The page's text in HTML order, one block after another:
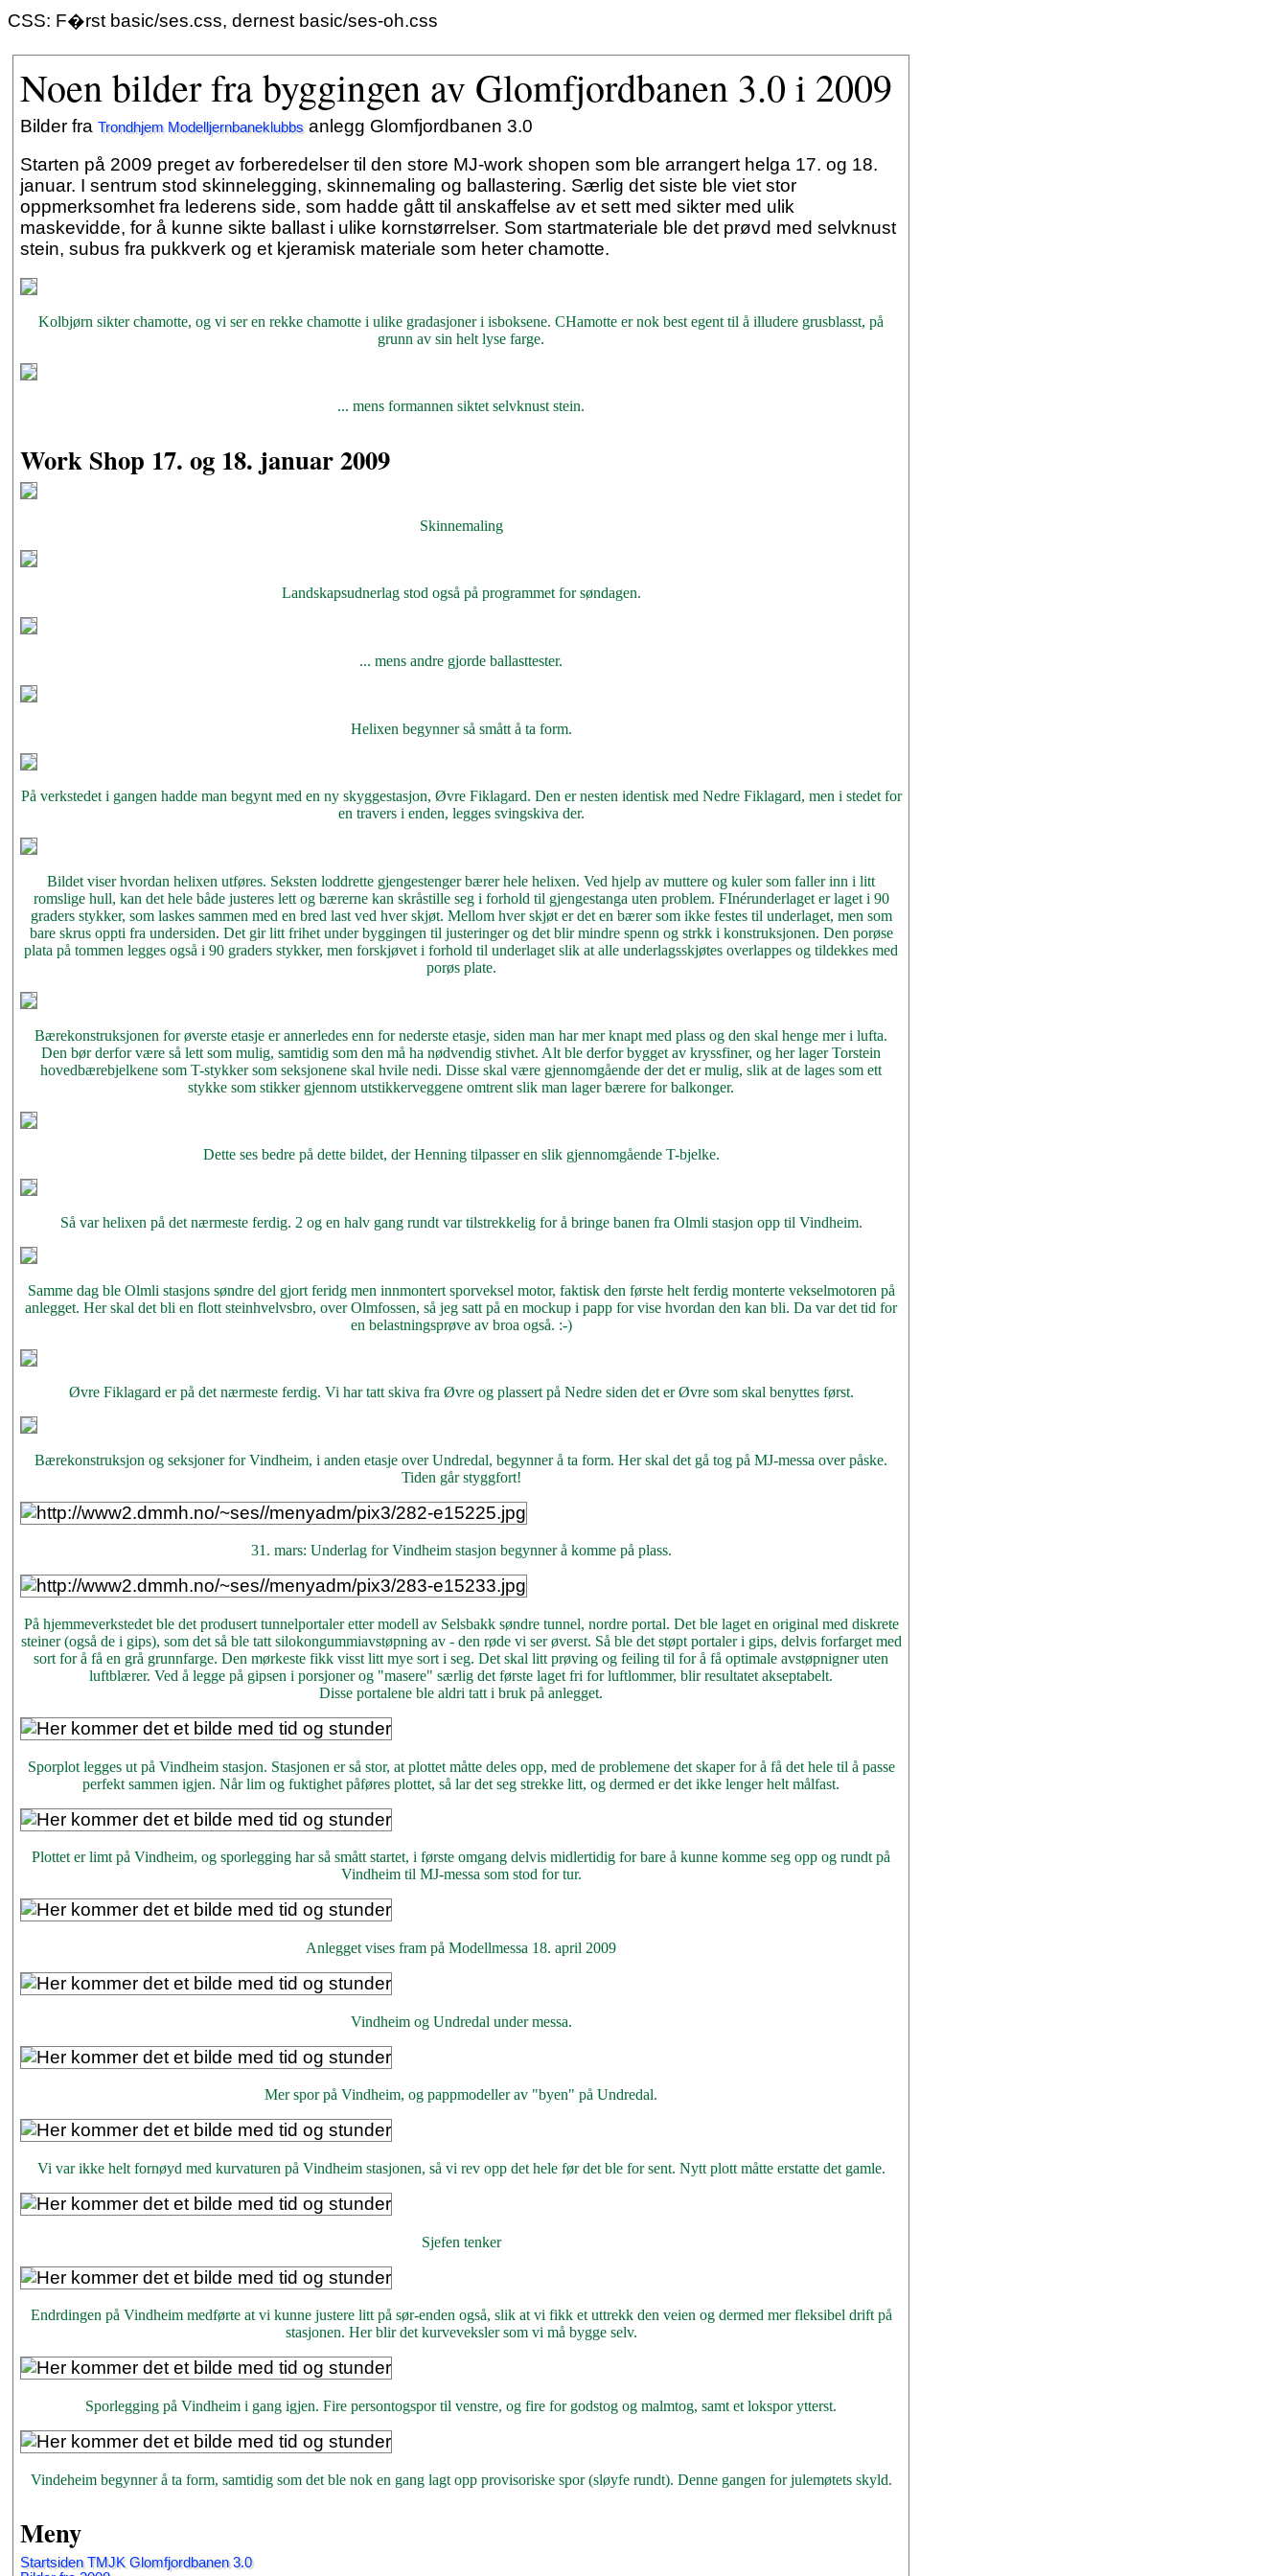
CSS: F�rst basic/ses.css, dernest basic/ses-oh.css
Noen bilder fra byggingen av Glomfjordbanen 3.0 i 2009
Bilder fra Trondhjem Modelljernbaneklubbsanlegg Glomfjordbanen 3.0
Starten på 2009 preget av forberedelser til den store MJ-work shopen som ble arrangert helga 17. og 18.
januar. I sentrum stod skinnelegging, skinnemaling og ballastering. Særlig det siste ble viet stor
oppmerksomhet fra lederens side, som hadde gått til anskaffelse av et sett med sikter med ulik
maskevidde, for å kunne sikte ballast i ulike kornstørrelser. Som startmateriale ble det prøvd med selvknust
stein, subus fra pukkverk og et kjeramisk materiale som heter chamotte.
Kolbjørn sikter chamotte, og vi ser en rekke chamotte i ulike gradasjoner i isboksene. CHamotte er nok best egent til å illudere grusblasst, på
grunn av sin helt lyse farge.
... mens formannen siktet selvknust stein.
Work Shop 17. og 18. januar 2009
Skinnemaling
Landskapsudnerlag stod også på programmet for søndagen.
... mens andre gjorde ballasttester.
Helixen begynner så smått å ta form.
På verkstedet i gangen hadde man begynt med en ny skyggestasjon, Øvre Fiklagard. Den er nesten identisk med Nedre Fiklagard, men i stedet for
en travers i enden, legges svingskiva der.
Bildet viser hvordan helixen utføres. Seksten loddrette gjengestenger bærer hele helixen. Ved hjelp av muttere og kuler som faller inn i litt
romslige hull, kan det hele både justeres lett og bærerne kan skråstille seg i forhold til gjengestanga uten problem. FInérunderlaget er laget i 90
graders stykker, som laskes sammen med en bred last ved hver skjøt. Mellom hver skjøt er det en bærer som ikke festes til underlaget, men som
bare skrus oppti fra undersiden. Det gir litt frihet under byggingen til justeringer og det blir mindre spenn og strkk i konstruksjonen. Den porøse
plata på tommen legges også i 90 graders stykker, men forskjøvet i forhold til underlaget slik at alle underlagsskjøtes overlappes og tildekkes med
porøs plate.
Bærekonstruksjonen for øverste etasje er annerledes enn for nederste etasje, siden man har mer knapt med plass og den skal henge mer i lufta.
Den bør derfor være så lett som mulig, samtidig som den må ha nødvendig stivhet. Alt ble derfor bygget av kryssfiner, og her lager Torstein
hovedbærebjelkene som T-stykker som seksjonene skal hvile nedi. Disse skal være gjennomgående der det er mulig, slik at de lages som ett
stykke som stikker gjennom utstikkerveggene omtrent slik man lager bærere for balkonger.
Dette ses bedre på dette bildet, der Henning tilpasser en slik gjennomgående T-bjelke.
Så var helixen på det nærmeste ferdig. 2 og en halv gang rundt var tilstrekkelig for å bringe banen fra Olmli stasjon opp til Vindheim.
Samme dag ble Olmli stasjons søndre del gjort feridg men innmontert sporveksel motor, faktisk den første helt ferdig monterte vekselmotoren på
anlegget. Her skal det bli en flott steinhvelvsbro, over Olmfossen, så jeg satt på en mockup i papp for vise hvordan den kan bli. Da var det tid for
en belastningsprøve av broa også. :-)
Øvre Fiklagard er på det nærmeste ferdig. Vi har tatt skiva fra Øvre og plassert på Nedre siden det er Øvre som skal benyttes først.
Bærekonstruksjon og seksjoner for Vindheim, i anden etasje over Undredal, begynner å ta form. Her skal det gå tog på MJ-messa over påske.
Tiden går styggfort!
31. mars: Underlag for Vindheim stasjon begynner å komme på plass.
På hjemmeverkstedet ble det produsert tunnelportaler etter modell av Selsbakk søndre tunnel, nordre portal. Det ble laget en original med diskrete
steiner (også de i gips), som det så ble tatt silokongummiavstøpning av - den røde vi ser øverst. Så ble det støpt portaler i gips, delvis forfarget med
sort for å få en grå grunnfarge. Den mørkeste fikk visst litt mye sort i seg. Det skal litt prøving og feiling til for å få optimale avstøpnigner uten
luftblærer. Ved å legge på gipsen i porsjoner og "masere" særlig det første laget fri for luftlommer, blir resultatet akseptabelt.
Disse portalene ble aldri tatt i bruk på anlegget.
Sporplot legges ut på Vindheim stasjon. Stasjonen er så stor, at plottet måtte deles opp, med de problemene det skaper for å få det hele til å passe
perfekt sammen igjen. Når lim og fuktighet påføres plottet, så lar det seg strekke litt, og dermed er det ikke lenger helt målfast.
Plottet er limt på Vindheim, og sporlegging har så smått startet, i første omgang delvis midlertidig for bare å kunne komme seg opp og rundt på
Vindheim til MJ-messa som stod for tur.
Anlegget vises fram på Modellmessa 18. april 2009
Vindheim og Undredal under messa.
Mer spor på Vindheim, og pappmodeller av "byen" på Undredal.
Vi var ikke helt fornøyd med kurvaturen på Vindheim stasjonen, så vi rev opp det hele før det ble for sent. Nytt plott måtte erstatte det gamle.
Sjefen tenker
Endrdingen på Vindheim medførte at vi kunne justere litt på sør-enden også, slik at vi fikk et uttrekk den veien og dermed mer fleksibel drift på
stasjonen. Her blir det kurveveksler som vi må bygge selv.
Sporlegging på Vindheim i gang igjen. Fire persontogspor til venstre, og fire for godstog og malmtog, samt et lokspor ytterst.
Vindeheim begynner å ta form, samtidig som det ble nok en gang lagt opp provisoriske spor (sløyfe rundt). Denne gangen for julemøtets skyld.
Meny
Startsiden TMJK Glomfjordbanen 3.0